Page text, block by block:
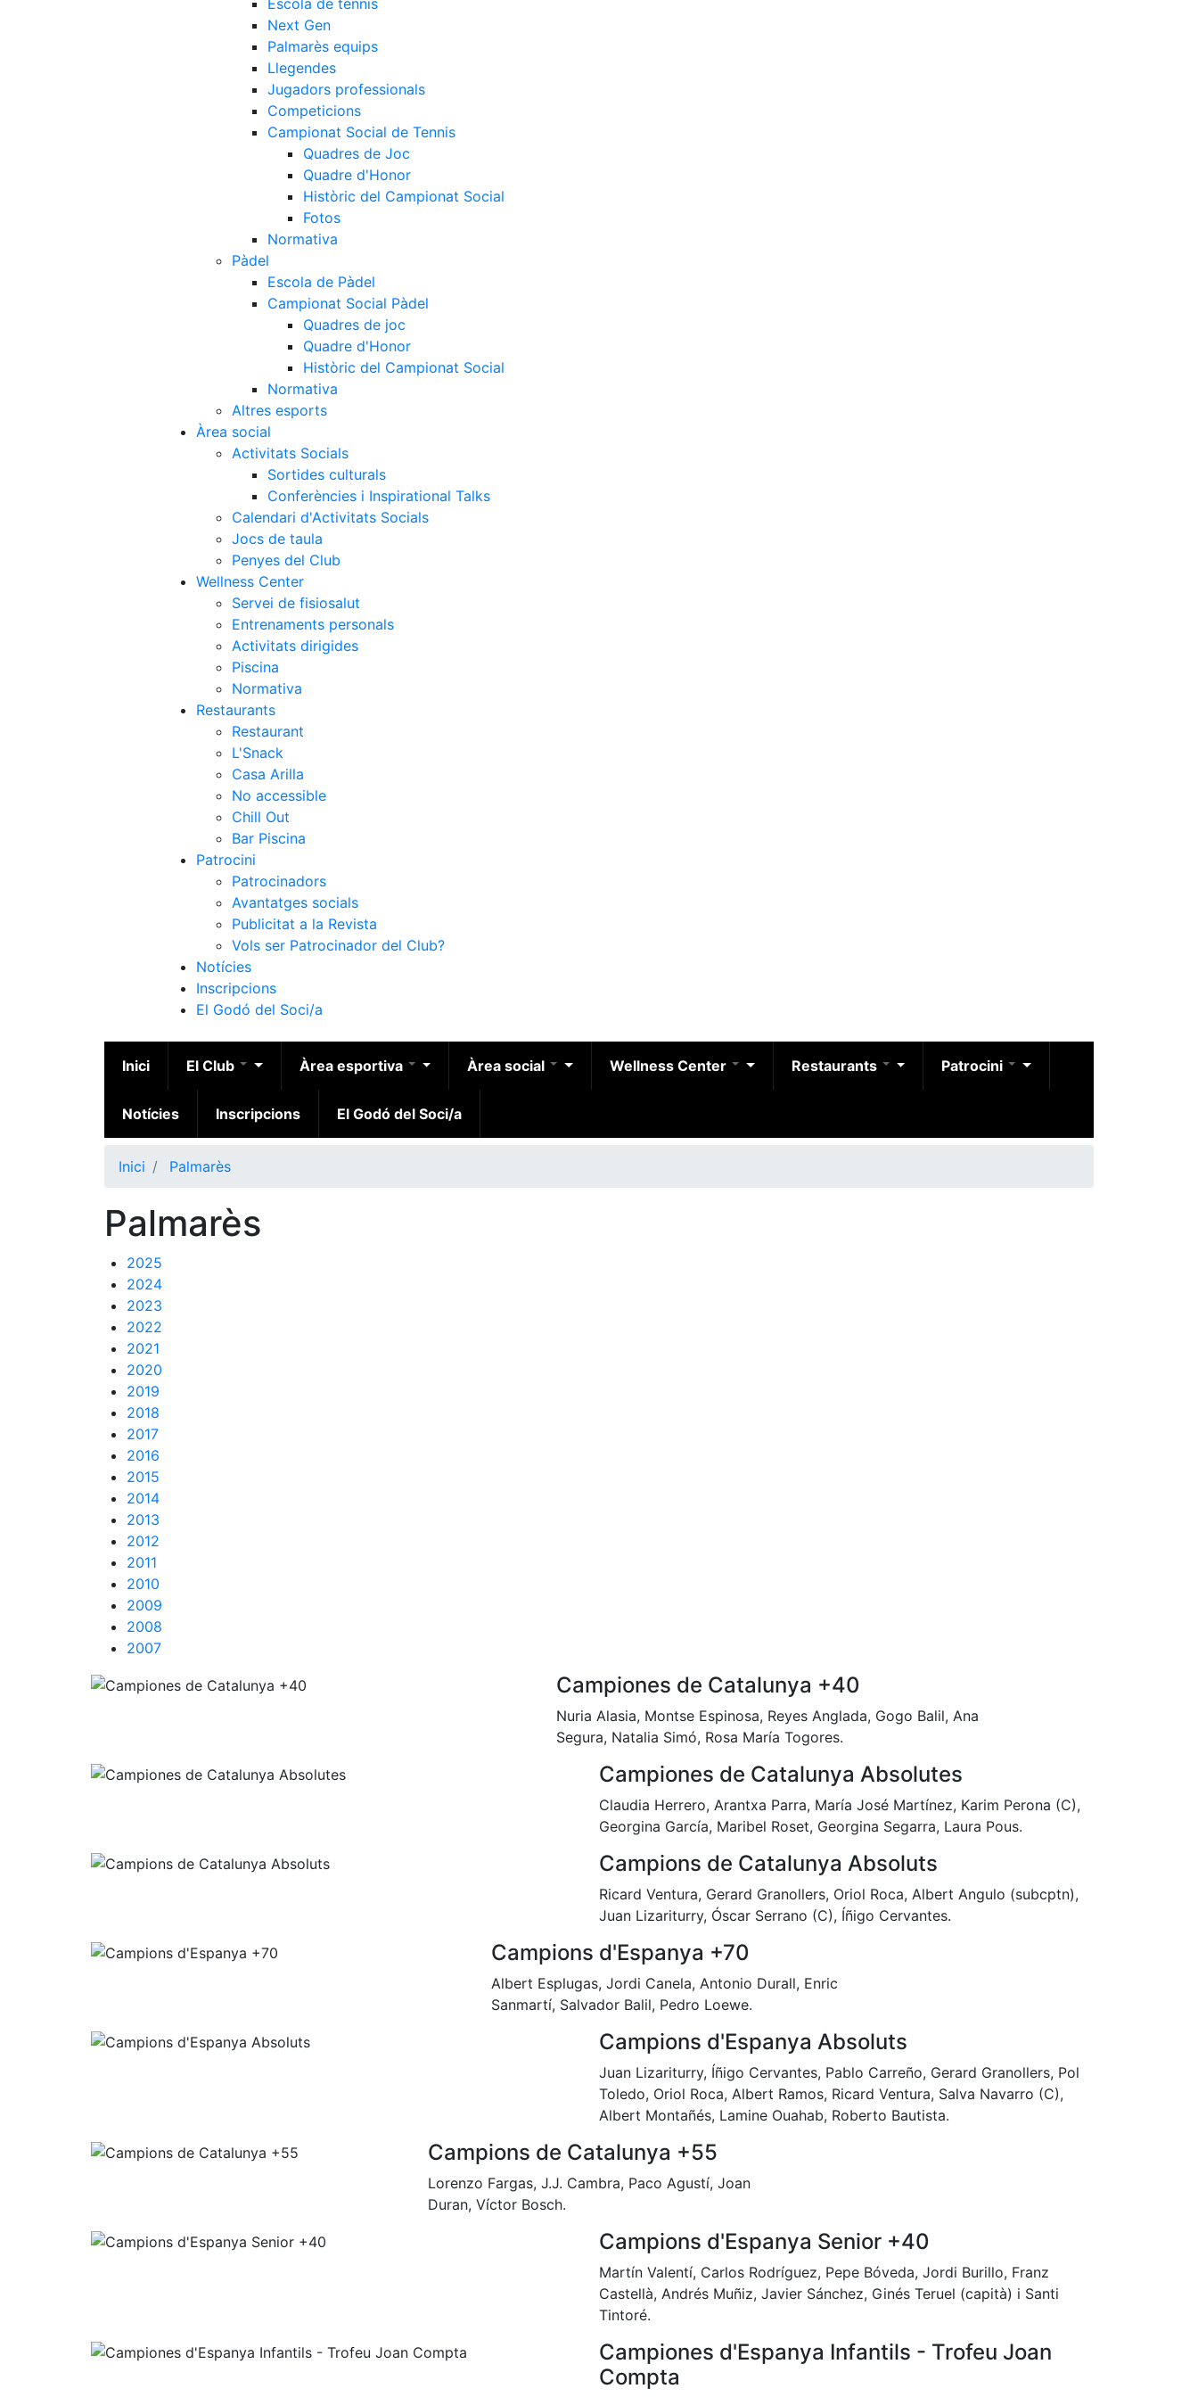
Escola de tennis
Next Gen
Palmarès equips
Llegendes
Jugadors professionals
Competicions
Campionat Social de Tennis
Quadres de Joc
Quadre d'Honor
Històric del Campionat Social
Fotos
Normativa
Pàdel
Escola de Pàdel
Campionat Social Pàdel
Quadres de joc
Quadre d'Honor
Històric del Campionat Social
Normativa
Altres esports
Àrea social
Activitats Socials
Sortides culturals
Conferències i Inspirational Talks
Calendari d'Activitats Socials
Jocs de taula
Penyes del Club
Wellness Center
Servei de fisiosalut
Entrenaments personals
Activitats dirigides
Piscina
Normativa
Restaurants
Restaurant
L'Snack
Casa Arilla
No accessible
Chill Out
Bar Piscina
Patrocini
Patrocinadors
Avantatges socials
Publicitat a la Revista
Vols ser Patrocinador del Club?
Notícies
Inscripcions
El Godó del Soci/a
Inici El Club Àrea esportiva Àrea social Wellness Center Restaurants Patrocini
Notícies Inscripcions El Godó del Soci/a
Inici Palmarès
Palmarès
2025
2024
2023
2022
2021
2020
2019
2018
2017
2016
2015
2014
2013
2012
2011
2010
2009
2008
2007
Campiones de Catalunya +40
Nuria Alasia, Montse Espinosa, Reyes Anglada, Gogo Balil, Ana
Segura, Natalia Simó, Rosa María Togores.
Campiones de Catalunya Absolutes
Claudia Herrero, Arantxa Parra, María José Martínez, Karim Perona (C),
Georgina García, Maribel Roset, Georgina Segarra, Laura Pous.
Campions de Catalunya Absoluts
Ricard Ventura, Gerard Granollers, Oriol Roca, Albert Angulo (subcptn),
Juan Lizariturry, Óscar Serrano (C), Íñigo Cervantes.
Campions d'Espanya +70
Albert Esplugas, Jordi Canela, Antonio Durall, Enric
Sanmartí, Salvador Balil, Pedro Loewe.
Campions d'Espanya Absoluts
Juan Lizariturry, Íñigo Cervantes, Pablo Carreño, Gerard Granollers, Pol
Toledo, Oriol Roca, Albert Ramos, Ricard Ventura, Salva Navarro (C),
Albert Montañés, Lamine Ouahab, Roberto Bautista.
Campions de Catalunya +55
Lorenzo Fargas, J.J. Cambra, Paco Agustí, Joan
Duran, Víctor Bosch.
Campions d'Espanya Senior +40
Martín Valentí, Carlos Rodríguez, Pepe Bóveda, Jordi Burillo, Franz
Castellà, Andrés Muñiz, Javier Sánchez, Ginés Teruel (capità) i Santi
Tintoré.
Campiones d'Espanya Infantils - Trofeu Joan
Compta